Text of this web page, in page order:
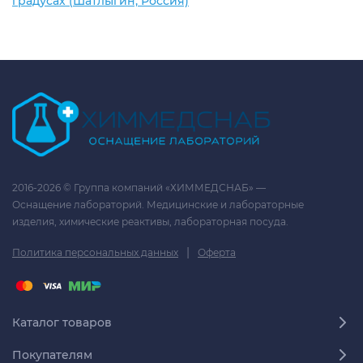
2016-2026 © Группа компаний «ХИММЕДСНАБ» —
Оснащение лабораторий. Медицинские и лабораторные
изделия, химические реактивы, лабораторная посуда.
Политика персональных данных | Оферта
Каталог товаров
Покупателям